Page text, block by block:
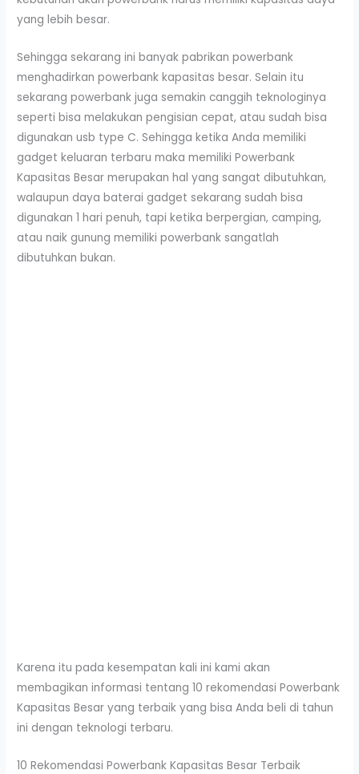
yang lebih besar.
Sehingga sekarang ini banyak pabrikan powerbank
menghadirkan powerbank kapasitas besar. Selain itu
sekarang powerbank juga semakin canggih teknologinya
seperti bisa melakukan pengisian cepat, atau sudah bisa
digunakan usb type C. Sehingga ketika Anda memiliki
gadget keluaran terbaru maka memiliki Powerbank
Kapasitas Besar merupakan hal yang sangat dibutuhkan,
walaupun daya baterai gadget sekarang sudah bisa
digunakan 1 hari penuh, tapi ketika berpergian, camping,
atau naik gunung memiliki powerbank sangatlah
dibutuhkan bukan.
Karena itu pada kesempatan kali ini kami akan
membagikan informasi tentang 10 rekomendasi Powerbank
Kapasitas Besar yang terbaik yang bisa Anda beli di tahun
ini dengan teknologi terbaru.
10 Rekomendasi Powerbank Kapasitas Besar Terbaik